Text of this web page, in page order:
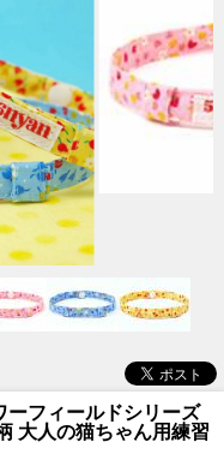
ーフィールドシリーズ
大人の猫ちゃん用練習